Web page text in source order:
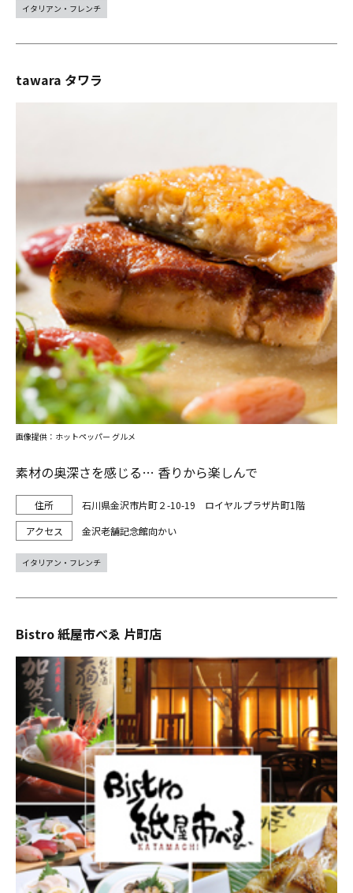
イタリアン・フレンチ
tawara タワラ
素材の奥深さを感じる… 香りから楽しんで
石川県金沢市片町２-10-19 ロイヤルプラザ片町1階
金沢老舗記念館向かい
画像提供：ホットペッパー グルメ
イタリアン・フレンチ
Bistro 紙屋市べゑ 片町店